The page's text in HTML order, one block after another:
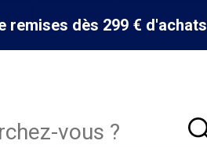
remises dès 299 € d'achats